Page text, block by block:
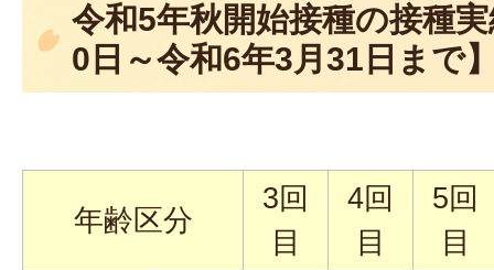
令和5年秋開始接種の接種
0日～令和6年3月31日まで
年齢区分
3回
目
4回
目
5回
目